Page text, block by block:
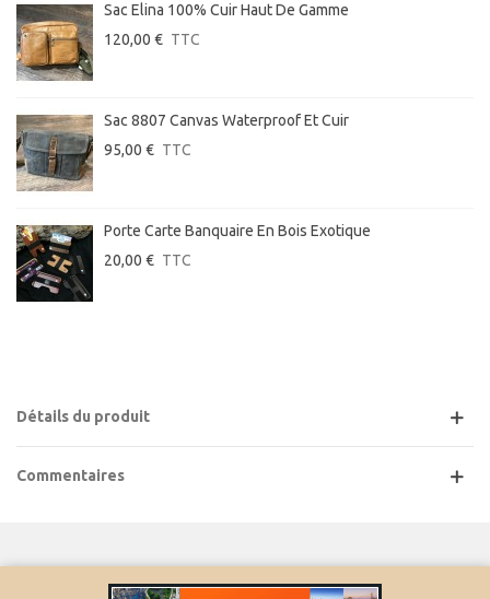
Sac Elina 100% Cuir Haut De Gamme
120,00 € TTC
Sac 8807 Canvas Waterproof Et Cuir
95,00 € TTC
Porte Carte Banquaire En Bois Exotique
20,00 € TTC
Détails du produit
Commentaires